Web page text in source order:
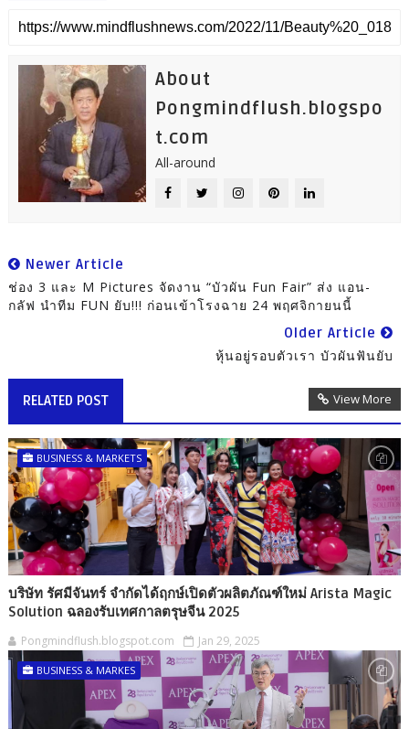
About
Pongmindflush.blogspo
t.com
All-around
Newer Article
ช่อง 3 และ M Pictures จัดงาน “บัวผัน Fun Fair” ส่ง แอน-
กลัฟ นำทีม FUN ยับ!!! ก่อนเข้าโรงฉาย 24 พฤศจิกายนนี้
Older Article
หุ้นอยู่รอบตัวเรา บัวผันฟันยับ
RELATED POST View More
BUSINESS & MARKETS
บริษัท รัศมีจันทร์ จำกัดได้ฤกษ์เปิดตัวผลิตภัณฑ์ใหม่ Arista Magic
Solution ฉลองรับเทศกาลตรุษจีน 2025
Pongmindflush.blogspot.com Jan 29, 2025
BUSINESS & MARKES